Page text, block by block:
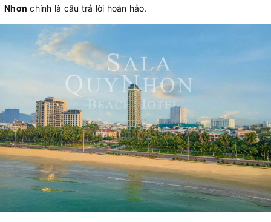
Nhơn chính là câu trả lời hoàn hảo.